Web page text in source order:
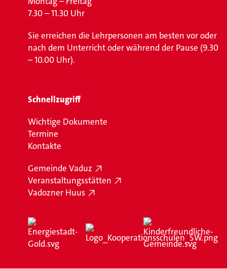
7.30 – 11.30 Uhr
Sie erreichen die Lehrpersonen am besten vor oder
nach dem Unterricht oder während der Pause (9.30
– 10.00 Uhr).
Schnellzugriff
Wichtige Dokumente
Termine
Kontakte
Gemeinde Vaduz
Veranstaltungsstätten
Vadozner Huus